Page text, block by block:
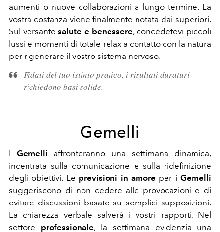
aumenti o nuove collaborazioni a lungo termine. La
vostra costanza viene finalmente notata dai superiori.
Sul versantesalute e benessere, concedetevi piccoli
lussi e momenti di totale relax a contatto con la natura
per rigenerare il vostro sistema nervoso.
Fidati del tuo istinto pratico, i risultati duraturi
richiedono basi solide.
Gemelli
IGemelli affronteranno una settimana dinamica,
incentrata sulla comunicazione e sulla ridefinizione
degli obiettivi. Le previsioni in amore per i Gemelli
suggeriscono di non cedere alle provocazioni e di
evitare discussioni basate su semplici supposizioni.
La chiarezza verbale salverà i vostri rapporti. Nel
settore professionale, la settimana evidenzia una